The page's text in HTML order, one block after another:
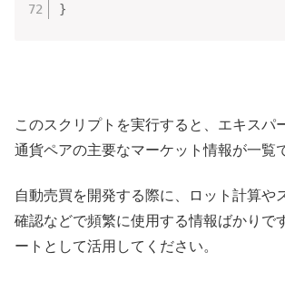
}
このスクリプトを実行すると、エキスパ
通貨ペアの主要なマーケット情報が一覧
自動売買を開発する際に、ロット計算や
確認などで頻繁に使用する情報ばかりで
ートとして活用してください。